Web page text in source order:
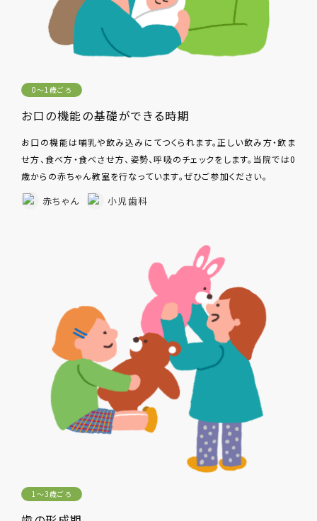
0〜1歳ごろ
お口の機能の基礎ができる時期
お口の機能は哺乳や飲み込みにてつくられます。正しい飲み方・飲ま
せ方、食べ方・食べさせ方、姿勢、呼吸のチェックをします。当院では0
歳からの赤ちゃん教室を行なっています。ぜひご参加ください。
赤ちゃん 小児歯科
1〜3歳ごろ